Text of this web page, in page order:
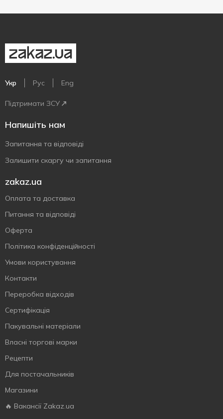
Укр Рус Eng
Підтримати ЗСУ
Напишіть нам
Запитання та відповіді
Залишити скаргу чи запитання
zakaz.ua
Оплата та доставка
Питання та відповіді
Оферта
Політика конфіденційності
Умови користування
Контакти
Переробка відходів
Сертифiкацiя
Пакувальні матеріали
Власнi торговi марки
Рецепти
Для постачальників
Магазини
🔥 Вакансії Zakaz.ua